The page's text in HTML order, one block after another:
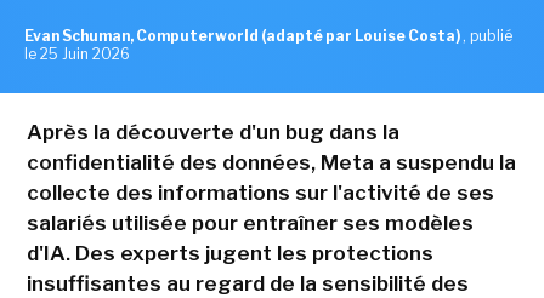
Evan Schuman, Computerworld (adapté par Louise Costa) , publié
le 25 Juin 2026
Après la découverte d'un bug dans la
confidentialité des données, Meta a suspendu la
collecte des informations sur l'activité de ses
salariés utilisée pour entraîner ses modèles
d'IA. Des experts jugent les protections
insuffisantes au regard de la sensibilité des